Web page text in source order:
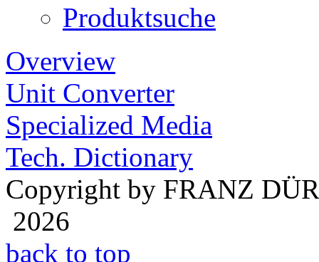
Produktsuche
Overview
Unit Converter
Specialized Media
Tech. Dictionary
Copyright by FRANZ
2026
back to top